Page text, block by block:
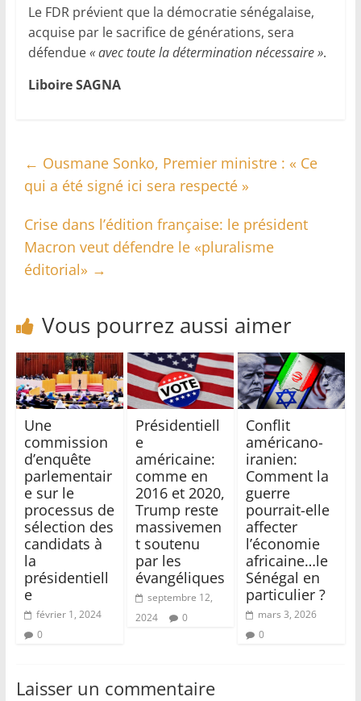
Le FDR prévient que la démocratie sénégalaise,
acquise par le sacrifice de générations, sera
défendue« avec toute la détermination nécessaire ».
Liboire SAGNA
← Ousmane Sonko, Premier ministre : « Ce
qui a été signé ici sera respecté »
Crise dans l’édition française: le président
Macron veut défendre le «pluralisme
éditorial» →
Vous pourrez aussi aimer
Une
commission
d’enquête
parlementair
e sur le
processus de
sélection des
candidats à
la
présidentiell
e
février 1, 2024
0
Présidentiell
e
américaine:
comme en
2016 et 2020,
Trump reste
massivemen
t soutenu
par les
évangéliques
septembre 12,
2024
0
Conflit
américano-
iranien:
Comment la
guerre
pourrait-elle
affecter
l’économie
africaine…le
Sénégal en
particulier ?
mars 3, 2026
0
Laisser un commentaire